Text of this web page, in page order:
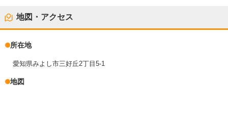
地図・アクセス
所在地
愛知県みよし市三好丘2丁目5-1
地図